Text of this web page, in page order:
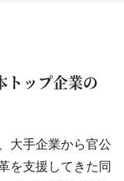
トップ企業の
大手企業から官公
を支援してきた同